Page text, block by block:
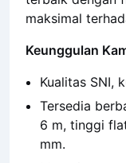
pabrik. Kami
maksimal
Keunggulan
Kualitas SNI,
Tersedia
6 m, tinggi